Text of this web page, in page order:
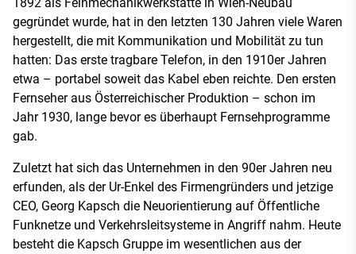
gegründet wurde, hat in den letzten 130 Jahren viele Waren
hergestellt, die mit Kommunikation und Mobilität zu tun
hatten: Das erste tragbare Telefon, in den 1910er Jahren
etwa – portabel soweit das Kabel eben reichte. Den ersten
Fernseher aus Österreichischer Produktion – schon im
Jahr 1930, lange bevor es überhaupt Fernsehprogramme
gab.
Zuletzt hat sich das Unternehmen in den 90er Jahren neu
erfunden, als der Ur-Enkel des Firmengründers und jetzige
CEO, Georg Kapsch die Neuorientierung auf Öffentliche
Funknetze und Verkehrsleitsysteme in Angriff nahm. Heute
besteht die Kapsch Gruppe im wesentlichen aus der